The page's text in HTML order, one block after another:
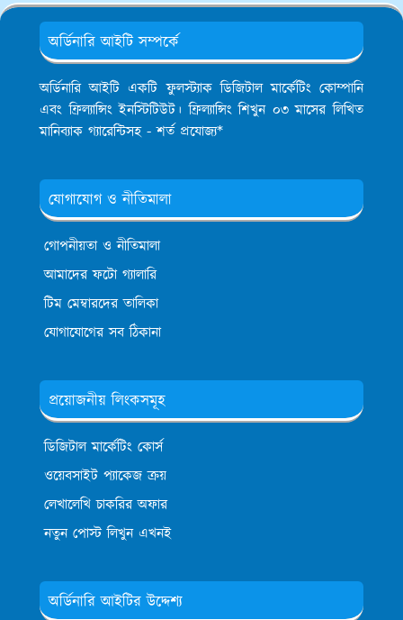
অর্ডিনারি আইটি সম্পর্কে
অর্ডিনারি আইটি একটি ফুলস্ট্যাক ডিজিটাল মার্কেটিং কোম্পানি
এবং ফ্রিল্যান্সিং ইনস্টিটিউট। ফ্রিল্যান্সিং শিখুন ০৩ মাসের লিখিত
মানিব্যাক গ্যারেন্টিসহ - শর্ত প্রযোজ্য*
যোগাযোগ ও নীতিমালা
গোপনীয়তা ও নীতিমালা
আমাদের ফটো গ্যালারি
টিম মেম্বারদের তালিকা
যোগাযোগের সব ঠিকানা
প্রয়োজনীয় লিংকসমূহ
ডিজিটাল মার্কেটিং কোর্স
ওয়েবসাইট প্যাকেজ ক্রয়
লেখালেখি চাকরির অফার
নতুন পোস্ট লিখুন এখনই
অর্ডিনারি আইটির উদ্দেশ্য